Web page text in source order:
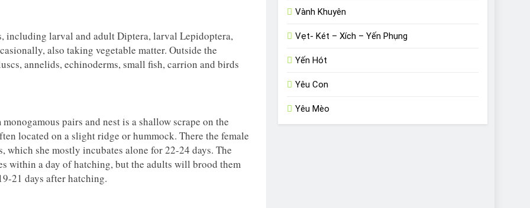
including larval and adult Diptera, larval Lepidoptera,
also taking vegetable matter. Outside the
annelids, echinoderms, small fish, carrion and birds
pairs and nest is a shallow scrape on the
located on a slight ridge or hummock. There the female
she mostly incubates alone for 22-24 days. The
within a day of hatching, but the adults will brood them
21 days after hatching.
Vành Khuyên
Vẹt- Két – Xích – Yến Phụng
Yến Hót
Yêu Con
Yêu Mèo